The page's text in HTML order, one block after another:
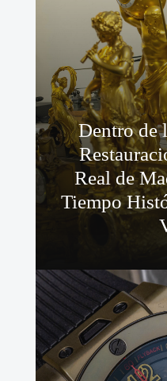
Dentro de
Real de
Tiempo